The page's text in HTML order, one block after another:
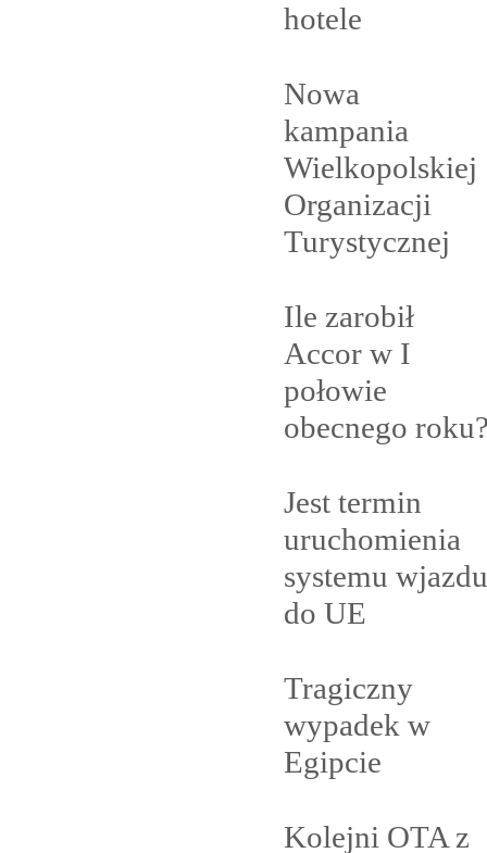
hotele
Nowa
kampania
Wielkopolskiej
Organizacji
Turystycznej
Ile zarobił
Accor w I
połowie
obecnego
Jest termin
uruchomienia
systemu wjazdu
do UE
Tragiczny
wypadek w
Egipcie
Kolejni OTA z